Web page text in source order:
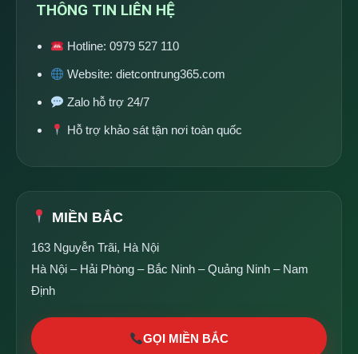
THÔNG TIN LIÊN HỆ
Hotline:0979 527 110
Website:dietcontrung365.com
Zalo hỗ trợ 24/7
Hỗ trợ khảo sát tận nơi toàn quốc
MIỀN BẮC
163 Nguyễn Trãi, Hà Nội
Hà Nội – Hải Phòng – Bắc Ninh – Quảng Ninh – Nam
Định
GỌI MIỀN BẮC